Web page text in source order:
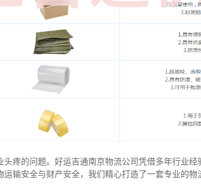
疼的问题。好运吉通南京物流公司凭借多年行业
输安全与财产安全，我们精心打造了一套专业的